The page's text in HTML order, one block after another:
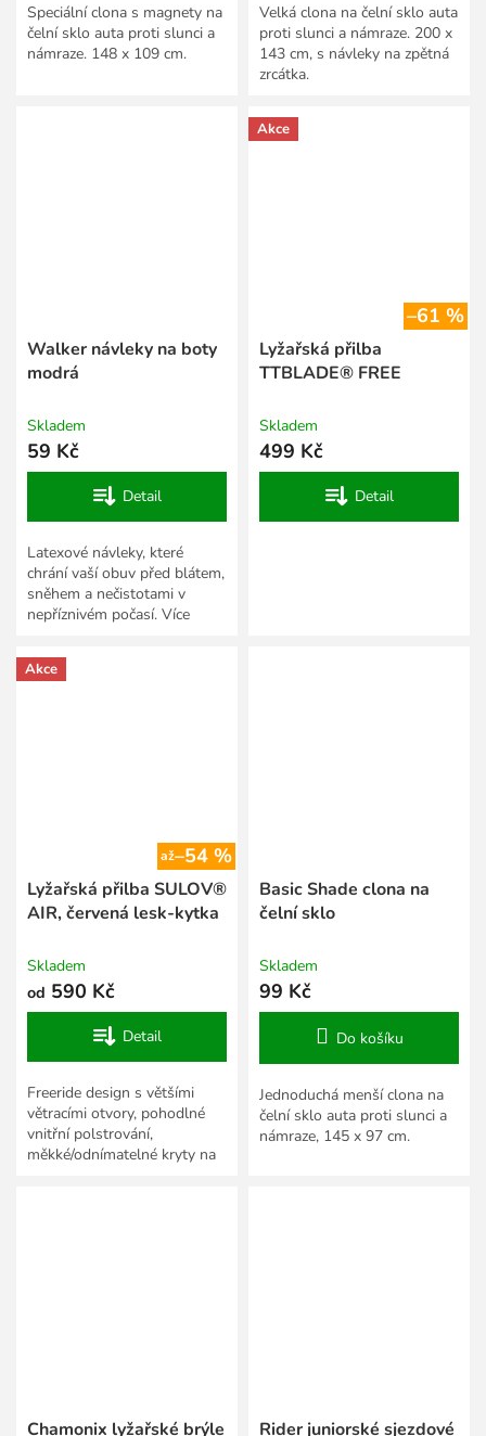
Speciální clona s magnety na
čelní sklo auta proti slunci a
námraze. 148 x 109 cm.
Velká clona na čelní sklo auta
proti slunci a námraze. 200 x
143 cm, s návleky na zpětná
zrcátka.
Walker návleky na boty
modrá
Skladem
59 Kč
Detail
Latexové návleky, které
chrání vaší obuv před blátem,
sněhem a nečistotami v
nepříznivém počasí. Více
Akce
–61 %
Lyžařská přilba
TTBLADE® FREE
Skladem
499 Kč
Detail
Akce
až–54 %
Lyžařská přilba SULOV®
AIR, červená lesk-kytka
Skladem
od 590 Kč
Detail
Freeride design s většími
větracími otvory, pohodlné
vnitřní polstrování,
měkké/odnímatelné kryty na
Basic Shade clona na
čelní sklo
Skladem
99 Kč
Do košíku
Jednoduchá menší clona na
čelní sklo auta proti slunci a
námraze, 145 x 97 cm.
Chamonix lyžařské brýle Rider juniorské sjezdové